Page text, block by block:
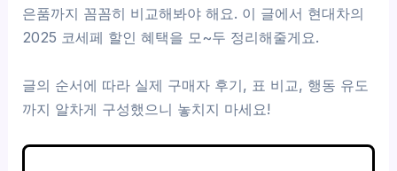
은품까지 꼼꼼히 비교해봐야 해요. 이 글에서 현대차의
2025 코세페 할인 혜택을 모~두 정리해줄게요.
글의 순서에 따라 실제 구매자 후기, 표 비교, 행동 유도
까지 알차게 구성했으니 놓치지 마세요!